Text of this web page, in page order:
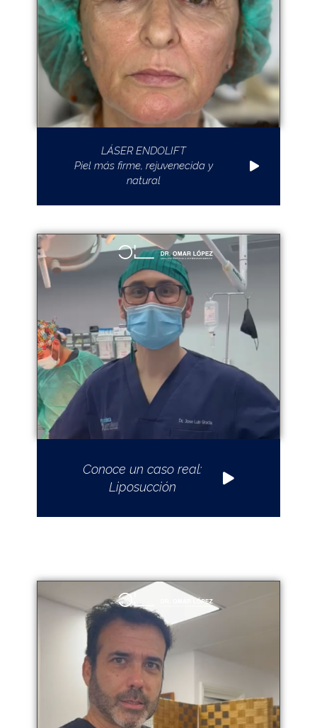
LÁSER ENDOLIFT
Piel más firme, rejuvenecida y
natural
Conoce un caso real:
Liposucción